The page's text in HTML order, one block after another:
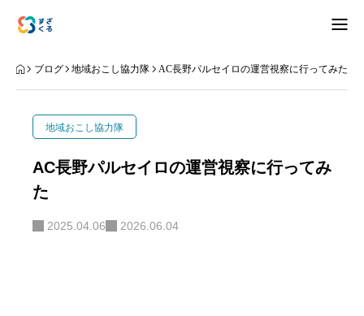
アバウト
ナリワイ
インタビュー
ブログ 地域おこし協力隊 AC長野パルセイロの運営視察に行ってみた
地域おこし協力隊
AC長野パルセイロの運営視察に行ってみ
た
2025.04.06 2026.06.04